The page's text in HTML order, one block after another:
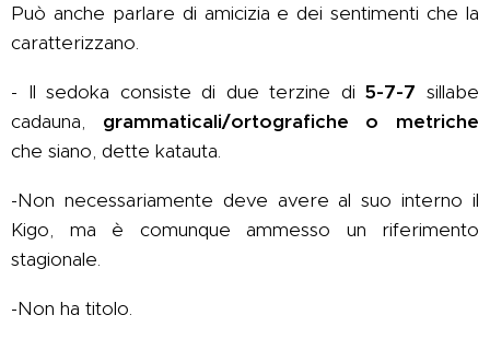
Può anche parlare di amicizia e dei sentimenti che la
caratterizzano.
- Il sedoka consiste di due terzine di5-7-7 sillabe
cadauna, grammaticali/ortografiche o metriche
che siano, dette katauta.
-Non necessariamente deve avere al suo interno il
Kigo, ma è comunque ammesso un riferimento
stagionale.
-Non ha titolo.